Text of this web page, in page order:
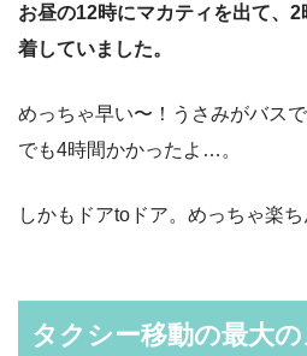
お昼の12時にマカティを出て、
着していました。
めっちゃ早い〜！うさみがバス
でも4時間かかったよ…。
しかもドアtoドア。めっちゃ楽ち
タクシー移動の最大